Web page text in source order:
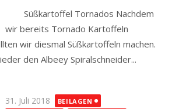
Süßkartoffel Tornados Nachdem
wir bereits Tornado Kartoffeln
wir diesmal Süßkartoffeln machen.
den Albeey Spiralschneider...
Posted
31. Juli 2018
BEILAGEN